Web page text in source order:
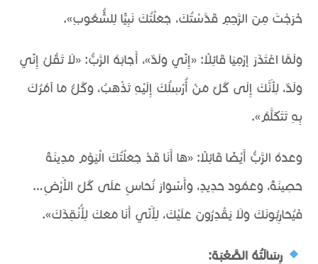
خَرَجْتَ مِنَ الرَّحِمِ قَدَّسْتُكَ، جَعَلْتُكَ نَبِيًّا لِلشُّعُوبِ».
وَلَمَّا اعْتَذَرَ إرْمِيَا قَائِلًا: «إِنِّي وَلَدٌ»، أَجَابَهُ الرَّبُّ: «لَا تَقُلْ إِنِّي
وَلَدٌ، لِأَنَّكَ إِلَى كُلِّ مَنْ أُرْسِلُكَ إِلَيْهِ تَذْهَبُ، وَكُلُّ مَا آمُرُكَ
بِهِ تَتَكَلَّمُ».
وَعَدَهُ الرَّبُّ أَيْضًا قَائِلًا: «هَا أَنَا قَدْ جَعَلْتُكَ الْيَوْمَ مَدِينَةً
حَصِينَةً، وَعَمُودَ حَدِيدٍ، وَأَسْوَارَ نُحَاسٍ عَلَى كُلِّ الأَرْضِ…
فَيُحَارِبُونَكَ وَلَا يَقْدِرُونَ عَلَيْكَ، لِأَنِّي أَنَا مَعَكَ لِأُنْقِذَكَ».
رِسَالَتُهُ الصَّعْبَة: